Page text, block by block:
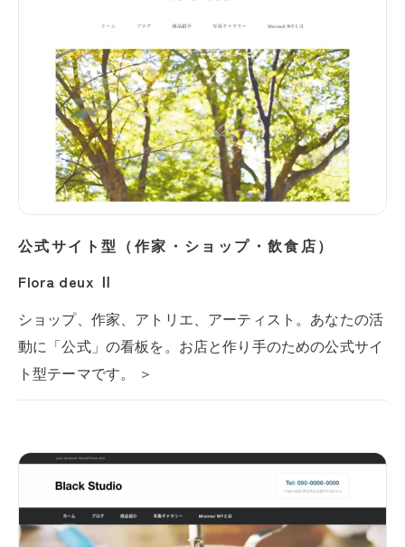
公式サイト型（作家・ショップ・飲食店）
Flora deux Ⅱ
ショップ、作家、アトリエ、アーティスト。あなたの活
動に「公式」の看板を。お店と作り手のための公式サイ
ト型テーマです。 ＞